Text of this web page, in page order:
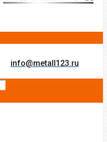
info@metall123.ru